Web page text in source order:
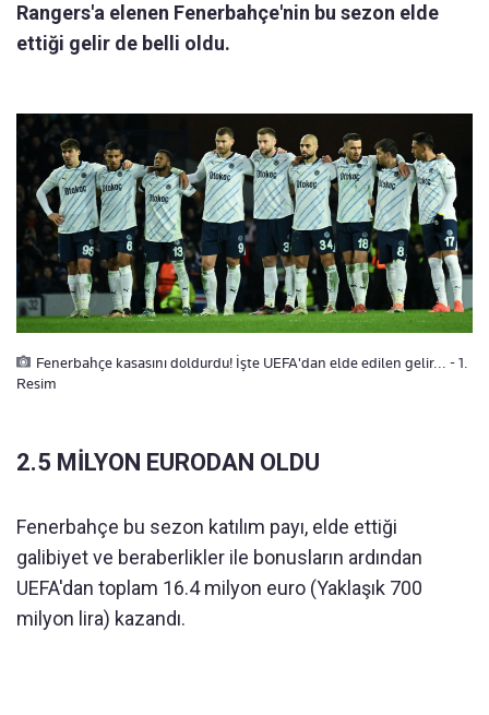
Rangers'a elenen Fenerbahçe'nin bu sezon elde
ettiği gelir de belli oldu.
Fenerbahçe kasasını doldurdu! İşte UEFA'dan elde edilen gelir... - 1.
Resim
2.5 MİLYON EURODAN OLDU
Fenerbahçe bu sezon katılım payı, elde ettiği
galibiyet ve beraberlikler ile bonusların ardından
UEFA'dan toplam 16.4 milyon euro (Yaklaşık 700
milyon lira) kazandı.